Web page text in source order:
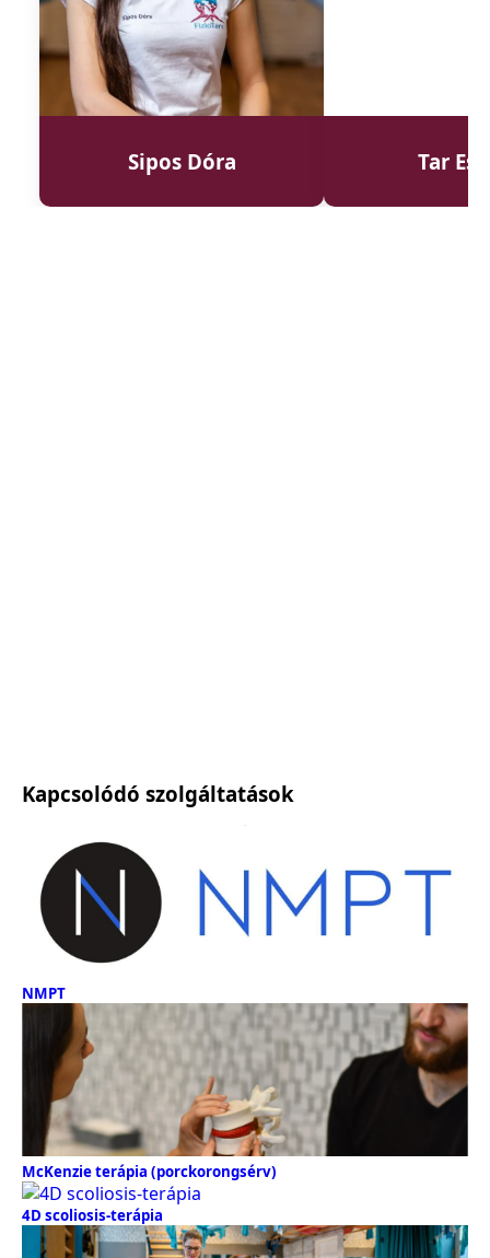
Sipos Dóra Tar
Kapcsolódó szolgáltatások
NMPT
McKenzie terápia (porckorongsérv)
4D scoliosis-terápia